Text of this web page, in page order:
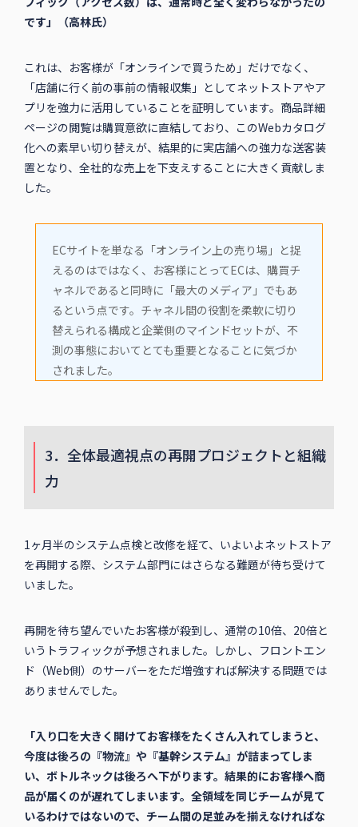
です」（高林氏）
これは、お客様が「オンラインで買うため」だけでなく、
「店舗に行く前の事前の情報収集」としてネットストアやア
プリを強力に活用していることを証明しています。商品詳細
ページの閲覧は購買意欲に直結しており、このWebカタログ
化への素早い切り替えが、結果的に実店舗への強力な送客装
置となり、全社的な売上を下支えすることに大きく貢献しま
した。
ECサイトを単なる「オンライン上の売り場」と捉
えるのはではなく、お客様にとってECは、購買チ
ャネルであると同時に「最大のメディア」でもあ
るという点です。チャネル間の役割を柔軟に切り
替えられる構成と企業側のマインドセットが、不
測の事態においてとても重要となることに気づか
されました。
3．全体最適視点の再開プロジェクトと組織
力
1ヶ月半のシステム点検と改修を経て、いよいよネットストア
を再開する際、システム部門にはさらなる難題が待ち受けて
いました。
再開を待ち望んでいたお客様が殺到し、通常の10倍、20倍と
いうトラフィックが予想されました。しかし、フロントエン
ド（Web側）のサーバーをただ増強すれば解決する問題では
ありませんでした。
「入り口を大きく開けてお客様をたくさん入れてしまうと、
今度は後ろの『物流』や『基幹システム』が詰まってしま
い、ボトルネックは後ろへ下がります。結果的にお客様へ商
品が届くのが遅れてしまいます。全領域を同じチームが見て
いるわけではないので、チーム間の足並みを揃えなければな